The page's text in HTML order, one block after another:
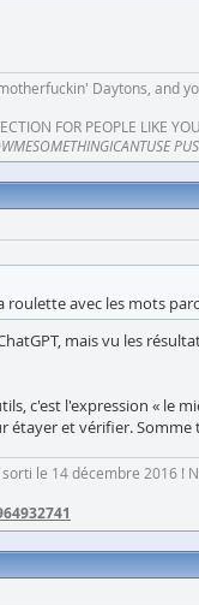
Daytons, and
FOR PEOPLE LIKE
roulette avec les mots
mais vu les
c'est l'expression « le
et vérifier.
le 14 décembre 2016 !